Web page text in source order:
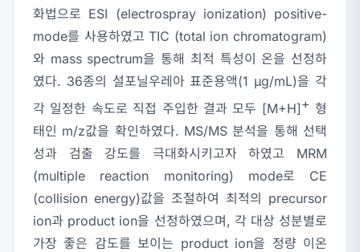
화법으로 ESI (electrospray ionization) positive-
mode를 사용하였고 TIC (total ion chromatogram)
와 mass spectrum을 통해 최적 특성이 온을 선정하
였다. 36종의 설포닐우레아 표준용액(1 μg/mL)을 각
각 일정한 속도로 직접 주입한 결과 모두 [M+H]+ 형
태인 m/z값을 확인하였다. MS/MS 분석을 통해 선택
성과 검출 강도를 극대화시키고자 하였고 MRM
(multiple reaction monitoring) mode로 CE
(collision energy)값을 조절하여 최적의 precursor
ion과 product ion을 선정하였으며, 각 대상 성분별로
가장 좋은 감도를 보이는 product ion을 정량 이온